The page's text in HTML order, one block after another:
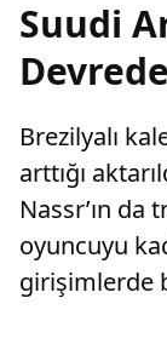
Suudi
Devrede
Brezilyalı
arttığı
Nassr’ın
oyuncuyu
girişimlerde